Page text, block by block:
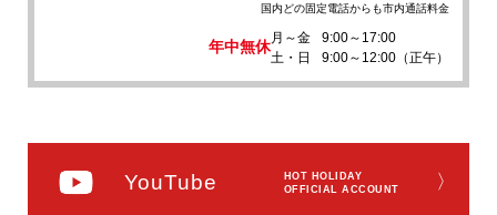
国内どの固定電話からも市内通話料金
年中無休
月～金
9:00～17:00
土・日
9:00～12:00（正午）
YouTube
HOT HOLIDAY
OFFICIAL ACCOUNT
〉